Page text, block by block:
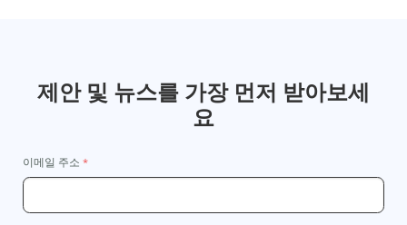
제안 및 뉴스를 가장 먼저 받아보세
요
이메일 주소